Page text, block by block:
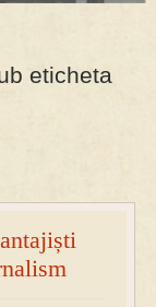
cu gulere albe
eticheta